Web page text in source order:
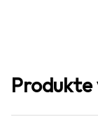
Produkte